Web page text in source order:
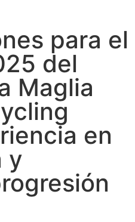
para el
del
Maglia
en
y